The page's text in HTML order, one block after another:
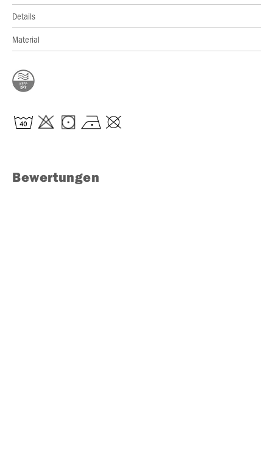
Details
Material
Bewertungen